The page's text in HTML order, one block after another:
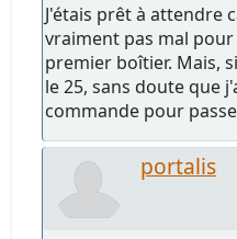
J'étais prêt à attendre
vraiment pas mal
premier boîtier. Mais,
le 25, sans doute que
commande pour
portalis